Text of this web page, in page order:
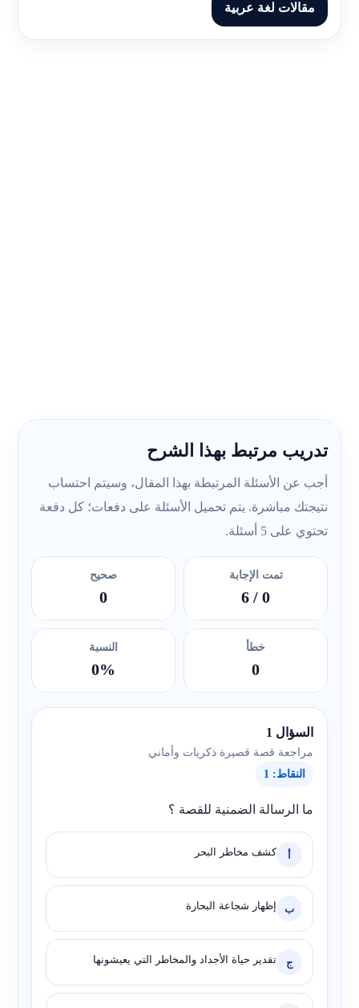
مقالات لغة عربية
تدريب مرتبط بهذا الشرح
أجب عن الأسئلة المرتبطة بهذا المقال، وسيتم احتساب
نتيجتك مباشرة. يتم تحميل الأسئلة على دفعات؛ كل دفعة
تحتوي على 5 أسئلة.
تمت الإجابة
0
/ 6
صحيح
0
خطأ
0
النسبة
0%
السؤال 1
مراجعة قصة قصيرة ذكريات وأماني
النقاط: 1
ما الرسالة الضمنية للقصة ؟
أ كشف مخاطر البحر
ب إظهار شجاعة البحارة
ج تقدير حياة الأجداد والمخاطر التي يعيشونها